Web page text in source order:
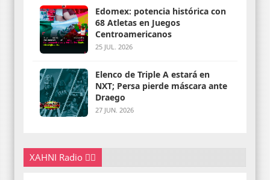
Edomex: potencia histórica con
68 Atletas en Juegos
Centroamericanos
25 JUL. 2026
Elenco de Triple A estará en
NXT; Persa pierde máscara ante
Draego
27 JUN. 2026
XAHNI Radio 👇🏽